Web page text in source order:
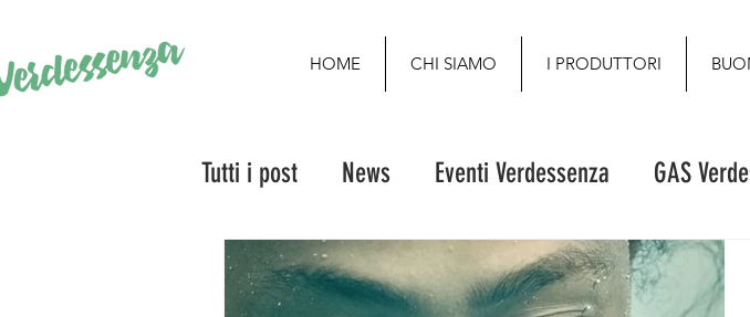
HOME CHI SIAMO I PRODUTTORI
Tutti i post News Eventi Verdessenza GAS